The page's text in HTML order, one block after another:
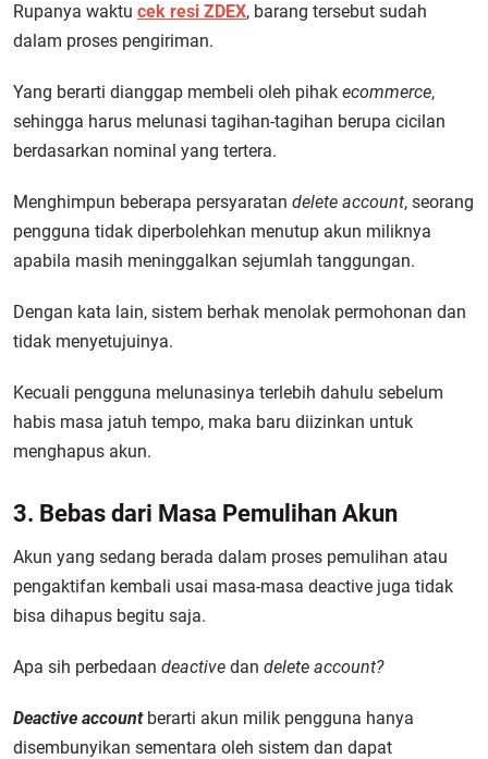
Rupanya waktu cek resi ZDEX, barang tersebut sudah
dalam proses pengiriman.
Yang berarti dianggap membeli oleh pihak ecommerce,
sehingga harus melunasi tagihan-tagihan berupa cicilan
berdasarkan nominal yang tertera.
Menghimpun beberapa persyaratan delete account, seorang
pengguna tidak diperbolehkan menutup akun miliknya
apabila masih meninggalkan sejumlah tanggungan.
Dengan kata lain, sistem berhak menolak permohonan dan
tidak menyetujuinya.
Kecuali pengguna melunasinya terlebih dahulu sebelum
habis masa jatuh tempo, maka baru diizinkan untuk
menghapus akun.
3. Bebas dari Masa Pemulihan Akun
Akun yang sedang berada dalam proses pemulihan atau
pengaktifan kembali usai masa-masa deactive juga tidak
bisa dihapus begitu saja.
Apa sih perbedaan deactive dan delete account?
Deactive accountberarti akun milik pengguna hanya
disembunyikan sementara oleh sistem dan dapat